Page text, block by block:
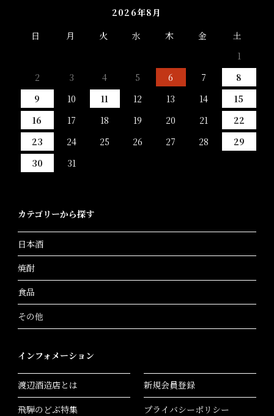
2026年8月
日
月 火 水 木 金
土
1
2
3 4 5 6 7
8
9
10 11 12 13 14
15
16
17 18 19 20 21
22
23
24 25 26 27 28
29
30
31
カテゴリーから探す
日本酒
焼酎
食品
その他
インフォメーション
渡辺酒造店とは
飛騨のどぶ特集
新規会員登録
プライバシーポリシー